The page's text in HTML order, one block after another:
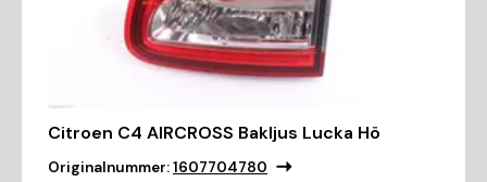
Citroen C4 AIRCROSS Bakljus Lucka Hö
Originalnummer:1607704780